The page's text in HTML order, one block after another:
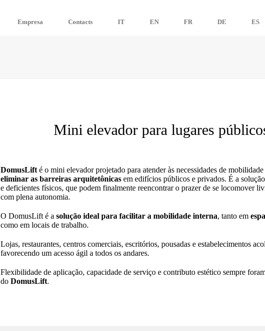
Empresa Contacts IT EN FR DE ES
Mini elevador para lugares
DomusLift é o mini elevador projetado para atender às necessidades de
eliminar as barreiras arquitetônicas em edifícios públicos e privados. É a
e deficientes físicos, que podem finalmente reencontrar o prazer de se locomover
com plena autonomia.
O DomusLift é a solução ideal para facilitar a mobilidade interna, tanto em
como em locais de trabalho.
Lojas, restaurantes, centros comerciais, escritórios, pousadas e estabelecimentos
favorecendo um acesso ágil a todos os andares.
Flexibilidade de aplicação, capacidade de serviço e contributo estético sempre
do DomusLift.